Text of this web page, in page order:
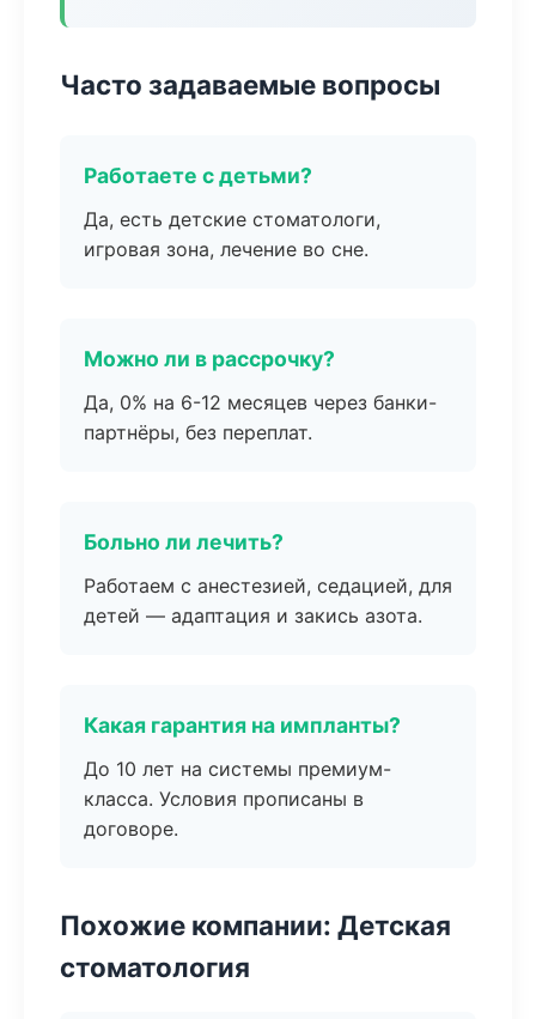
Часто задаваемые вопросы
Работаете с детьми?
Да, есть детские стоматологи,
игровая зона, лечение во сне.
Можно ли в рассрочку?
Да, 0% на 6-12 месяцев через банки-
партнёры, без переплат.
Больно ли лечить?
Работаем с анестезией, седацией, для
детей — адаптация и закись азота.
Какая гарантия на импланты?
До 10 лет на системы премиум-
класса. Условия прописаны в
договоре.
Похожие компании: Детская
стоматология